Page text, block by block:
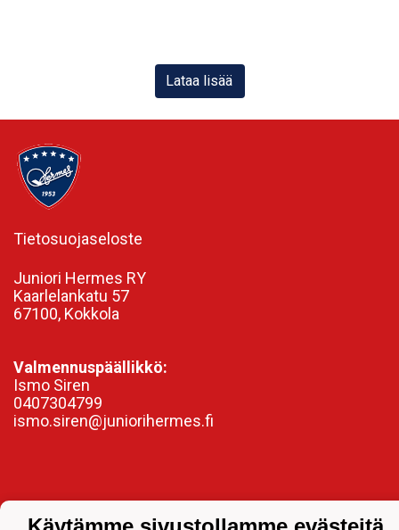
Lataa lisää
Tietosuojaseloste
Juniori Hermes RY
Kaarlelankatu 57
67100, Kokkola
Valmennuspäällikkö:
Ismo Siren
0407304799
ismo.siren@juniorihermes.fi